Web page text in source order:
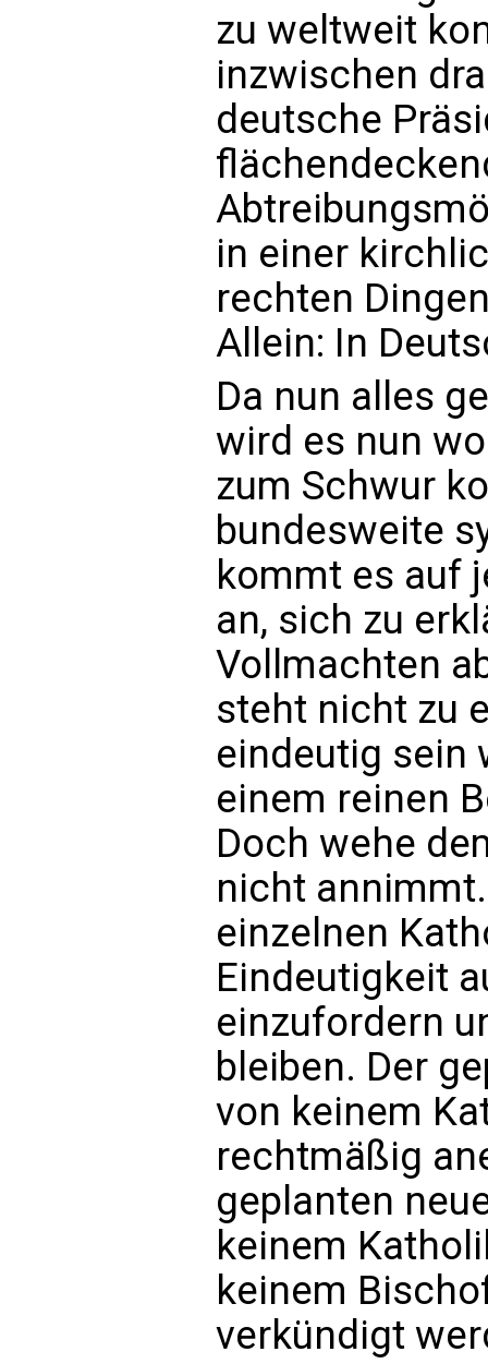
zu weltweit
inzwischen
deutsche
in einer
rechten
Allein: In
Da nun alles
wird es nun
zum Schwur
bundesweite
kommt es auf
an, sich zu
Vollmachten
steht nicht zu
eindeutig sein
einem reinen
Doch wehe
nicht
einzelnen
Eindeutigkeit
einzufordern
bleiben. Der
von keinem
rechtmäßig
geplanten
keinem
keinem
verkündigt